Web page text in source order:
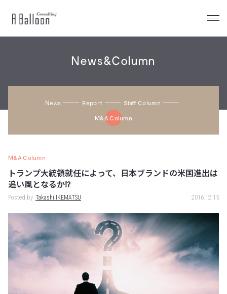
A
News&Column
News Report Staff Column
M&a Column
M&A Column
トランプ大統領就任によって、日本ブランドの米国進出は
追い風となるか!?
Posted by Takashi IKEMATSU 2016.12.15